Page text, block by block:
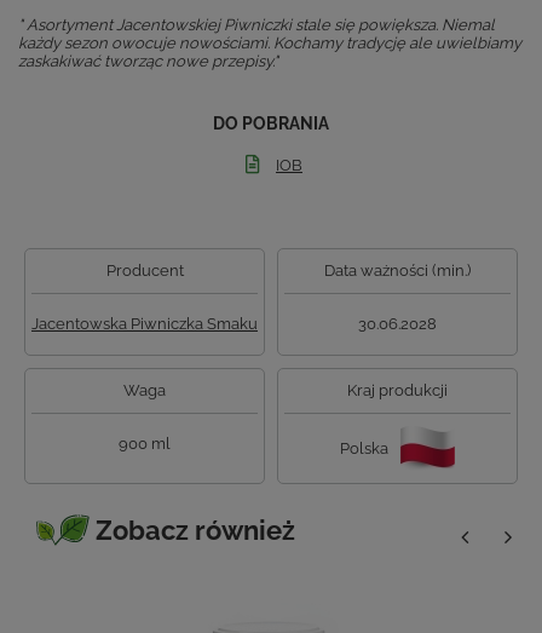
" Asortyment Jacentowskiej Piwniczki stale się powiększa. Niemal
każdy sezon owocuje nowościami. Kochamy tradycję ale uwielbiamy
zaskakiwać tworząc nowe przepisy."
DO POBRANIA
IOB
Producent
Jacentowska Piwniczka Smaku
Data ważności (min.)
30.06.2028
Waga
900 ml
Kraj produkcji
Polska
Zobacz również